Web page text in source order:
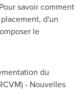
savoir comment
d'un
le
du
- Nouvelles